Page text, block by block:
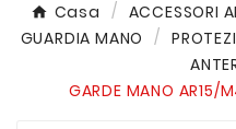
Casa ACCESSORI
GUARDIA MANO
GARDE MANO AR15/